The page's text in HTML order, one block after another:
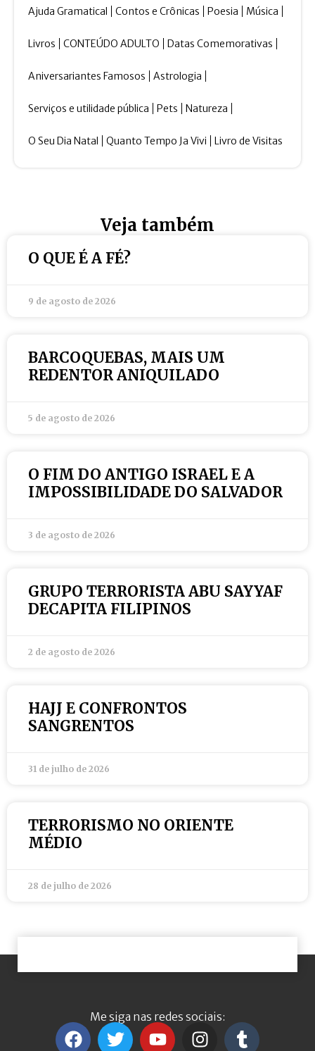
Ajuda Gramatical Contos e Crônicas Poesia Música
Livros CONTEÚDO ADULTO Datas Comemorativas
Aniversariantes Famosos Astrologia
Serviços e utilidade pública Pets Natureza
O Seu Dia Natal Quanto Tempo Ja Vivi Livro de Visitas
Veja também
O QUE É A FÉ?
9 de agosto de 2026
BARCOQUEBAS, MAIS UM
REDENTOR ANIQUILADO
5 de agosto de 2026
O FIM DO ANTIGO ISRAEL E A
IMPOSSIBILIDADE DO SALVADOR
3 de agosto de 2026
GRUPO TERRORISTA ABU SAYYAF
DECAPITA FILIPINOS
2 de agosto de 2026
HAJJ E CONFRONTOS
SANGRENTOS
31 de julho de 2026
TERRORISMO NO ORIENTE
MÉDIO
28 de julho de 2026
Me siga nas redes sociais: